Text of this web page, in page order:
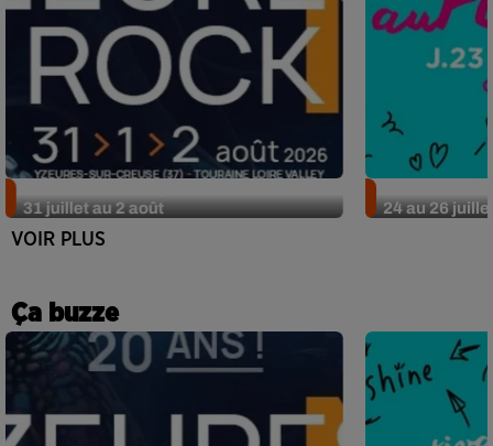
31 juillet au 2 août
24 au 26
VOIR PLUS
Ça buzze